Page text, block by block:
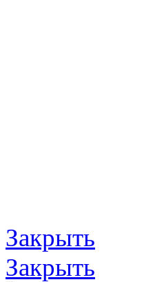
Закрыть
Закрыть